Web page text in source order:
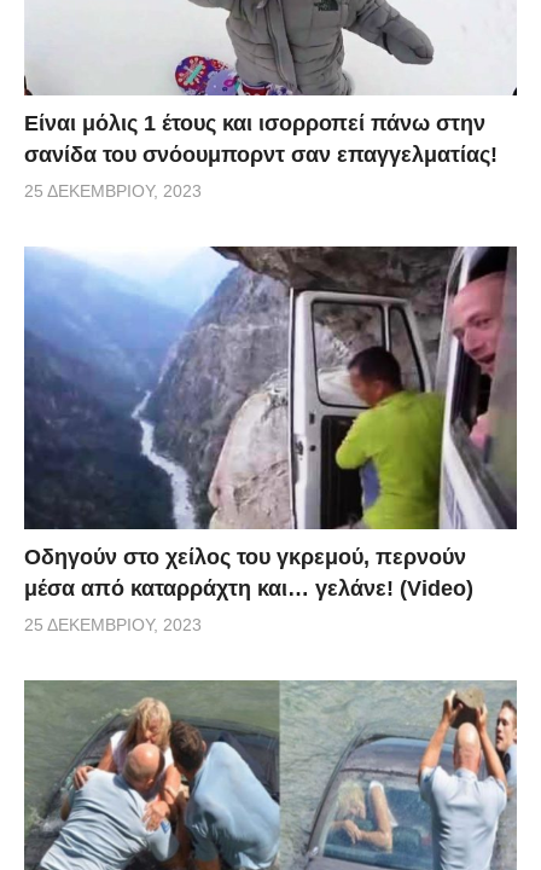
Είναι μόλις 1 έτους και ισορροπεί πάνω στην
σανίδα του σνόουμπορντ σαν επαγγελματίας!
25 ΔΕΚΕΜΒΡΊΟΥ, 2023
Οδηγούν στο χείλος του γκρεμού, περνούν
μέσα από καταρράχτη και… γελάνε! (Video)
25 ΔΕΚΕΜΒΡΊΟΥ, 2023